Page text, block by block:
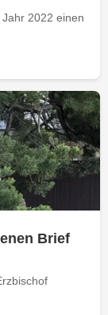
2022 einen
Brief